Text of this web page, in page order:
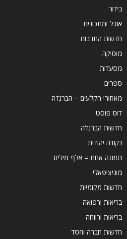
בידור
אוכל ומתכונים
חדשות התרבות
מוסיקה
מסעדות
ספרים
מאחורי הקלעים – הברנז'ה
דוס פוסט
חדשות הברנז'ה
נקודה יהודית
תמונה אחת = אלף מילים
מוניציפאלי
חדשות מקומיות
בריאות ורפואה
בריאות ורווחה
חדשות חברה וחסד